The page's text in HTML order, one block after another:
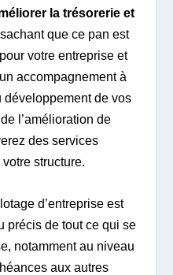
la trésorerie et
que ce pan est
votre entreprise et
accompagnement à
développement de vos
l’amélioration de
des services
structure.
d’entreprise est
précis de tout ce qui se
notamment au niveau
aux autres